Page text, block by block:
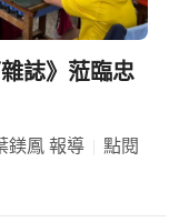
誌》蒞臨忠
鎂鳳 報導
點閱